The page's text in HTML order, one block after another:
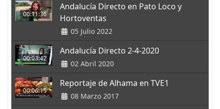
00:11:36
Andalucía Directo en Pato Loco y
Hortoventas
05 Julio 2022
00:03:42
Andalucía Directo 2-4-2020
02 Abril 2020
00:06:15
Reportaje de Alhama en TVE1
08 Marzo 2017